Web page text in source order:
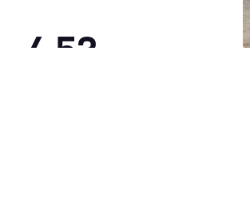
4.53